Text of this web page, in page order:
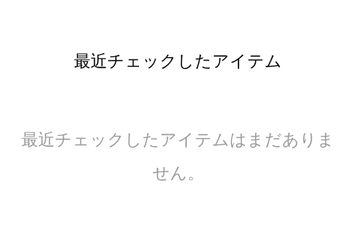
最近チェックしたアイテム
最近チェックしたアイテムはまだありま
せん。